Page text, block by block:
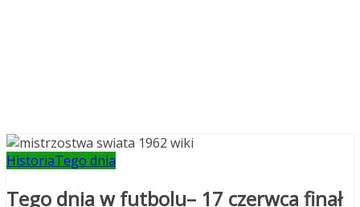
HistoriaTego dnia
Tego dnia w futbolu– 17 czerwca finał